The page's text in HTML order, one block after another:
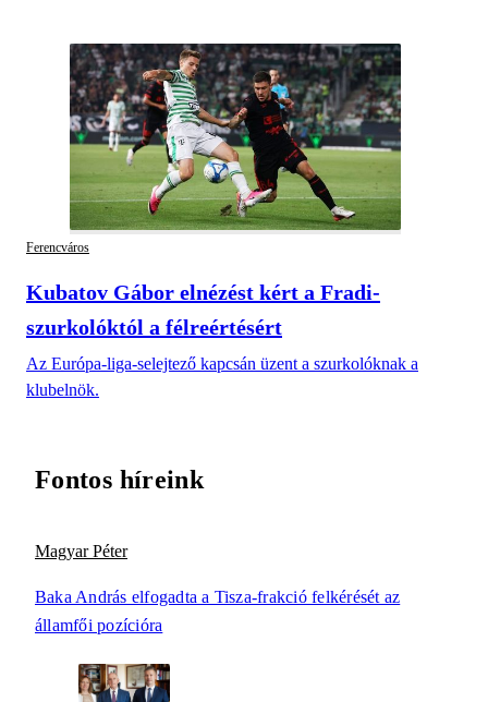
Ferencváros
Kubatov Gábor elnézést kért a Fradi-
szurkolóktól a félreértésért
Az Európa-liga-selejtező kapcsán üzent a szurkolóknak a
klubelnök.
Fontos híreink
Magyar Péter
Baka András elfogadta a Tisza-frakció felkérését az
államfői pozícióra